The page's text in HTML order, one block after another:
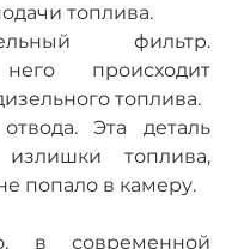
топлива.
фильтр.
происходит
топлива.
Эта деталь
излишки топлива,
попало в камеру.
в современной